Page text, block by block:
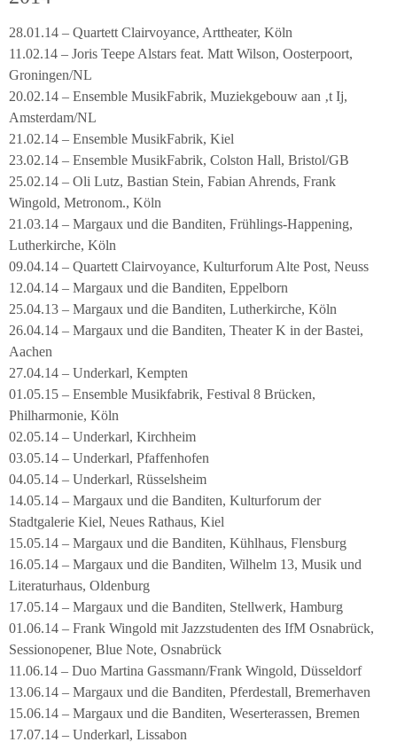
28.01.14 – Quartett Clairvoyance, Arttheater, Köln
11.02.14 – Joris Teepe Alstars feat. Matt Wilson, Oosterpoort,
Groningen/NL
20.02.14 – Ensemble MusikFabrik, Muziekgebouw aan ‚t Ij,
Amsterdam/NL
21.02.14 – Ensemble MusikFabrik, Kiel
23.02.14 – Ensemble MusikFabrik, Colston Hall, Bristol/GB
25.02.14 – Oli Lutz, Bastian Stein, Fabian Ahrends, Frank
Wingold, Metronom., Köln
21.03.14 – Margaux und die Banditen, Frühlings-Happening,
Lutherkirche, Köln
09.04.14 – Quartett Clairvoyance, Kulturforum Alte Post, Neuss
12.04.14 – Margaux und die Banditen, Eppelborn
25.04.13 – Margaux und die Banditen, Lutherkirche, Köln
26.04.14 – Margaux und die Banditen, Theater K in der Bastei,
Aachen
27.04.14 – Underkarl, Kempten
01.05.15 – Ensemble Musikfabrik, Festival 8 Brücken,
Philharmonie, Köln
02.05.14 – Underkarl, Kirchheim
03.05.14 – Underkarl, Pfaffenhofen
04.05.14 – Underkarl, Rüsselsheim
14.05.14 – Margaux und die Banditen, Kulturforum der
Stadtgalerie Kiel, Neues Rathaus, Kiel
15.05.14 – Margaux und die Banditen, Kühlhaus, Flensburg
16.05.14 – Margaux und die Banditen, Wilhelm 13, Musik und
Literaturhaus, Oldenburg
17.05.14 – Margaux und die Banditen, Stellwerk, Hamburg
01.06.14 – Frank Wingold mit Jazzstudenten des IfM Osnabrück,
Sessionopener, Blue Note, Osnabrück
11.06.14 – Duo Martina Gassmann/Frank Wingold, Düsseldorf
13.06.14 – Margaux und die Banditen, Pferdestall, Bremerhaven
15.06.14 – Margaux und die Banditen, Weserterassen, Bremen
17.07.14 – Underkarl, Lissabon